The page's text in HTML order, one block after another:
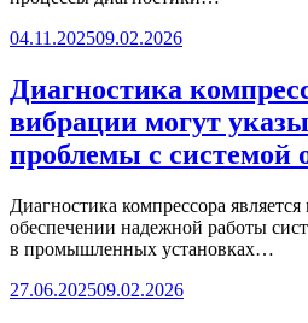
04.11.202509.02.2026
Диагностика
вибрации могут
проблемы с системой
Диагностика компрессора
обеспечении надежной работы
в промышленных установках…
27.06.202509.02.2026